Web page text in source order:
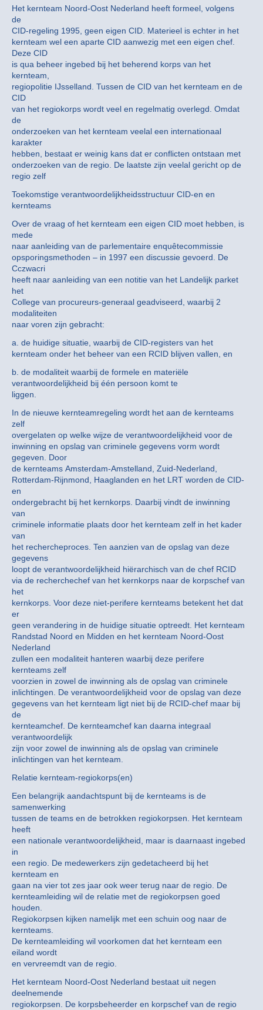
Het kernteam Noord-Oost Nederland heeft formeel, volgens
de
CID-regeling 1995, geen eigen CID. Materieel is echter in het
kernteam wel een aparte CID aanwezig met een eigen chef.
Deze CID
is qua beheer ingebed bij het beherend korps van het
kernteam,
regiopolitie IJsselland. Tussen de CID van het kernteam en de
CID
van het regiokorps wordt veel en regelmatig overlegd. Omdat
de
onderzoeken van het kernteam veelal een internationaal
karakter
hebben, bestaat er weinig kans dat er conflicten ontstaan met
onderzoeken van de regio. De laatste zijn veelal gericht op de
regio zelf
Toekomstige verantwoordelijkheidsstructuur CID-en en
kernteams
Over de vraag of het kernteam een eigen CID moet hebben, is
mede
naar aanleiding van de parlementaire enquêtecommissie
opsporingsmethoden – in 1997 een discussie gevoerd. De
Cczwacri
heeft naar aanleiding van een notitie van het Landelijk parket
het
College van procureurs-generaal geadviseerd, waarbij 2
modaliteiten
naar voren zijn gebracht:
a. de huidige situatie, waarbij de CID-registers van het
kernteam onder het beheer van een RCID blijven vallen, en
b. de modaliteit waarbij de formele en materiële
verantwoordelijkheid bij één persoon komt te
liggen.
In de nieuwe kernteamregeling wordt het aan de kernteams
zelf
overgelaten op welke wijze de verantwoordelijkheid voor de
inwinning en opslag van criminele gegevens vorm wordt
gegeven. Door
de kernteams Amsterdam-Amstelland, Zuid-Nederland,
Rotterdam-Rijnmond, Haaglanden en het LRT worden de CID-
en
ondergebracht bij het kernkorps. Daarbij vindt de inwinning
van
criminele informatie plaats door het kernteam zelf in het kader
van
het rechercheproces. Ten aanzien van de opslag van deze
gegevens
loopt de verantwoordelijkheid hiërarchisch van de chef RCID
via de recherchechef van het kernkorps naar de korpschef van
het
kernkorps. Voor deze niet-perifere kernteams betekent het dat
er
geen verandering in de huidige situatie optreedt. Het kernteam
Randstad Noord en Midden en het kernteam Noord-Oost
Nederland
zullen een modaliteit hanteren waarbij deze perifere
kernteams zelf
voorzien in zowel de inwinning als de opslag van criminele
inlichtingen. De verantwoordelijkheid voor de opslag van deze
gegevens van het kernteam ligt niet bij de RCID-chef maar bij
de
kernteamchef. De kernteamchef kan daarna integraal
verantwoordelijk
zijn voor zowel de inwinning als de opslag van criminele
inlichtingen van het kernteam.
Relatie kernteam-regiokorps(en)
Een belangrijk aandachtspunt bij de kernteams is de
samenwerking
tussen de teams en de betrokken regiokorpsen. Het kernteam
heeft
een nationale verantwoordelijkheid, maar is daarnaast ingebed
in
een regio. De medewerkers zijn gedetacheerd bij het
kernteam en
gaan na vier tot zes jaar ook weer terug naar de regio. De
kernteamleiding wil de relatie met de regiokorpsen goed
houden.
Regiokorpsen kijken namelijk met een schuin oog naar de
kernteams.
De kernteamleiding wil voorkomen dat het kernteam een
eiland wordt
en vervreemdt van de regio.
Het kernteam Noord-Oost Nederland bestaat uit negen
deelnemende
regiokorpsen. De korpsbeheerder en korpschef van de regio